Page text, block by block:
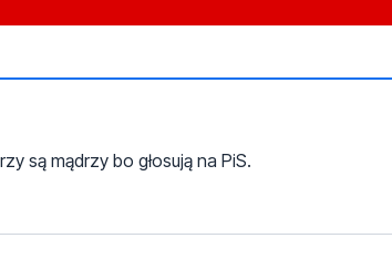
są mądrzy bo głosują na PiS.